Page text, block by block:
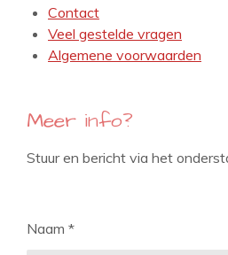
Contact
Veel gestelde vragen
Algemene voorwaarden
Meer info?
Stuur en bericht via het
Naam *